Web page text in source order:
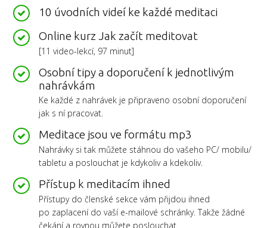
10 úvodních videí ke každé meditaci
Online kurz Jak začít meditovat
[11 video-lekcí, 97 minut]
Osobní tipy a doporučení k jednotlivým
nahrávkám
Ke každé z nahrávek je připraveno osobní doporučení
jak s ní pracovat.
Meditace jsou ve formátu mp3
Nahrávky si tak můžete stáhnou do vašeho PC/ mobilu/
tabletu a poslouchat je kdykoliv a kdekoliv.
Přístup k meditacím ihned
Přístupy do členské sekce vám přijdou ihned
po zaplacení do vaší e-mailové schránky. Takže žádné
čekání a rovnou můžete poslouchat.